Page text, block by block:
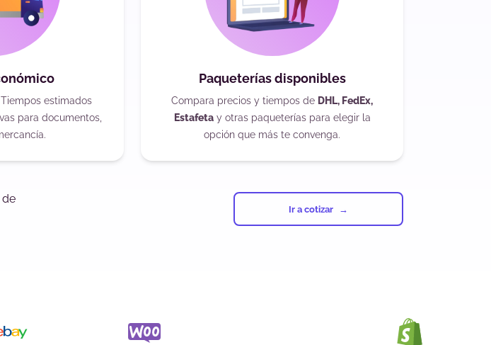
estimados
para documentos,
Paqueterías disponibles
Compara precios y tiempos de DHL, FedEx,
Estafetay otras paqueterías para elegir la
opción que más te convenga.
de
Ir a cotizar